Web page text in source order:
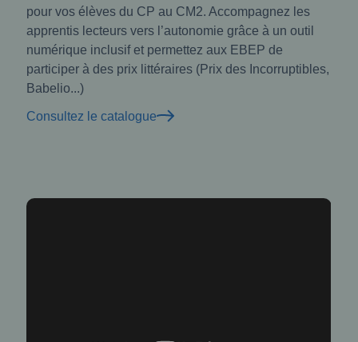
pour vos élèves du CP au CM2. Accompagnez les
apprentis lecteurs vers l’autonomie grâce à un outil
numérique inclusif et permettez aux EBEP de
participer à des prix littéraires (Prix des Incorruptibles,
Babelio...)
Consultez le catalogue